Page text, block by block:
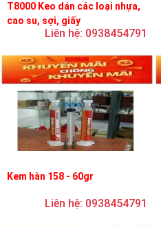
T8000 Keo dán các loại nhựa,
cao su, sợi, giấy
Liên hệ: 0938454791
Kem hàn 158 - 60gr
Liên hệ: 0938454791